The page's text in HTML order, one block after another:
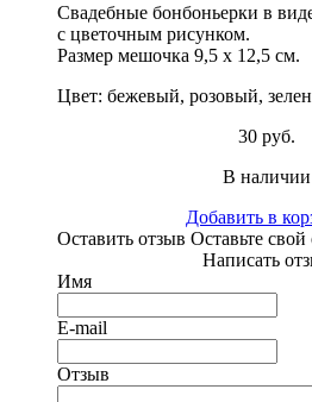
Свадебные бонбоньерки в
с цветочным рисунком.
Размер мешочка 9,5 х 12,5 см.
Цвет: бежевый, розовый,
30 руб.
В наличии
Добавить в
Оставить отзыв Оставьте свой
Написать
Имя
E-mail
Отзыв